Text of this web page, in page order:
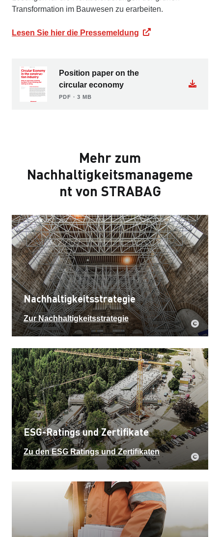
Transformation im Bauwesen zu erarbeiten.
Lesen Sie hier die Pressemeldung
Position paper on the
circular economy
PDF ∙ 3 MB
Mehr zum
Nachhaltigkeitsmanageme
nt von STRABAG
Nachhaltigkeitsstrategie
Zur Nachhaltigkeitsstrategie
ESG-Ratings und Zertifikate
Zu den ESG Ratings und Zertifikaten